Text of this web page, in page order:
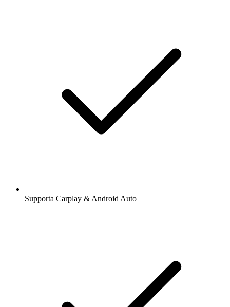
Supporta Carplay & Android Auto